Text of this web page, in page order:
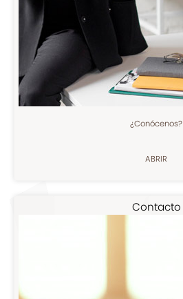
¿Conócenos?
ABRIR
Contacto